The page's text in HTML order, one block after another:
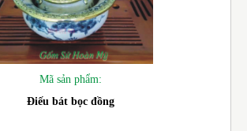
Mã sản phẩm:
Điếu bát bọc đồng